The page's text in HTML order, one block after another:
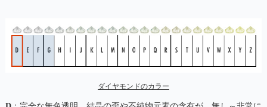
ダイヤモンドのカラー